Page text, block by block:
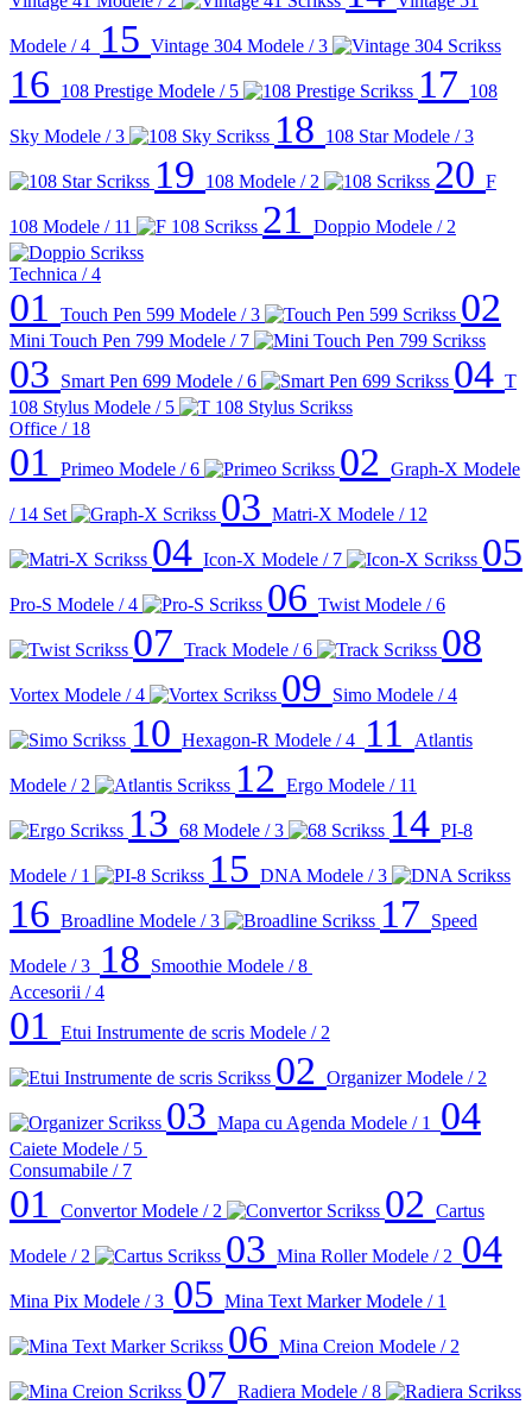
Modele / 4 15 Vintage 304 Modele / 3
16 108 Prestige Modele / 5 17 108
Sky Modele / 3 18 108 Star Modele / 3
19 108 Modele / 2 20 F
108 Modele / 11 21 Doppio Modele / 2
Technica / 4
01 Touch Pen 599 Modele / 3 02
Mini Touch Pen 799 Modele / 7
03 Smart Pen 699 Modele / 6 04 T
108 Stylus Modele / 5
Office / 18
01 Primeo Modele / 6 02 Graph-X Modele
/ 14 Set 03 Matri-X Modele / 12
04 Icon-X Modele / 7 05
Pro-S Modele / 4 06 Twist Modele / 6
07 Track Modele / 6 08
Vortex Modele / 4 09 Simo Modele / 4
10 Hexagon-R Modele / 4 11 Atlantis
Modele / 2 12 Ergo Modele / 11
13 68 Modele / 3 14 PI-8
Modele / 1 15 DNA Modele / 3
16 Broadline Modele / 3 17 Speed
Modele / 3 18 Smoothie Modele / 8
Accesorii / 4
01 Etui Instrumente de scris Modele / 2
02 Organizer Modele / 2
03 Mapa cu Agenda Modele / 1 04
Caiete Modele / 5
Consumabile / 7
01 Convertor Modele / 2 02 Cartus
Modele / 2 03 Mina Roller Modele / 2 04
Mina Pix Modele / 3 05 Mina Text Marker Modele / 1
06 Mina Creion Modele / 2
07 Radiera Modele / 8